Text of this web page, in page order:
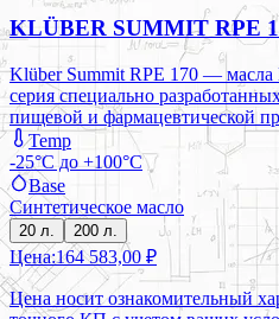
KLÜBER SUMMIT RPE
Klüber Summit RPE 170 —
серия специально
пищевой и фармацевтической
Temp
-25°C до +100°C
Base
Синтетическое масло
20 л. 200 л.
Цена:164 583,00 ₽
Цена носит ознакомительный